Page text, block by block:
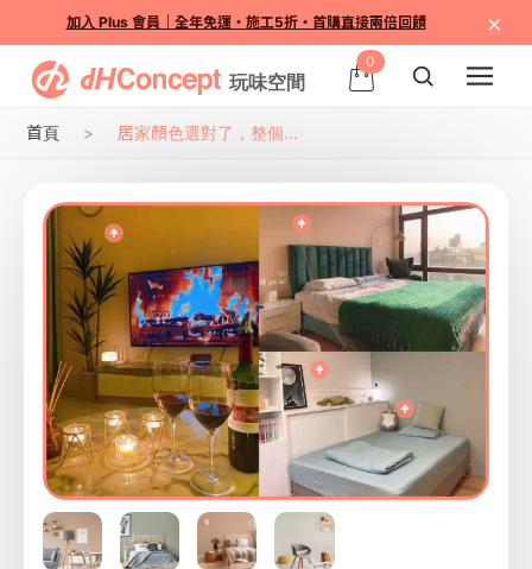
加入 Plus 會員｜全年免運・施工5折・首購直接兩倍回饋 ×
0
首頁 居家顏色選對了，整個...